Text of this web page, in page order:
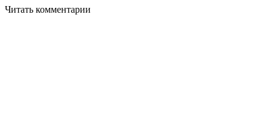
Читать комментарии